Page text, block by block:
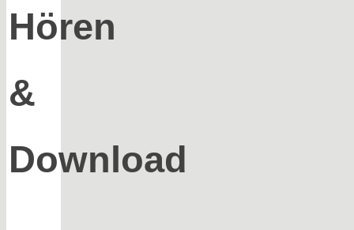
Hören
&
Download